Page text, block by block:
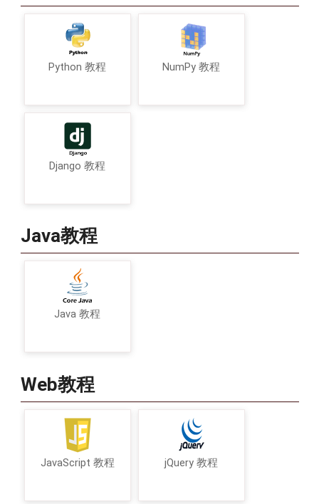
Python 教程 NumPy 教程
Django 教程
Java教程
Java 教程
Web教程
JavaScript 教程 jQuery 教程